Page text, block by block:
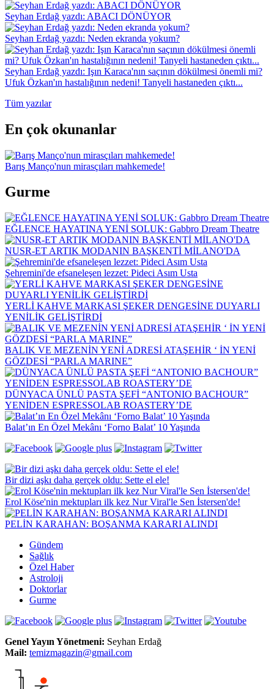
Seyhan Erdağ yazdı: ABACI DÖNÜYOR
Seyhan Erdağ yazdı: Neden ekranda yokum?
Seyhan Erdağ yazdı: Işın Karaca'nın saçının dökülmesi önemli mi?
Ufuk Özkan'ın hastalığının nedeni! Tanyeli hastaneden çıktı...
Tüm yazılar
En çok okunanlar
Barış Manço'nun mirasçıları mahkemede!
Gurme
EĞLENCE HAYATINA YENİ SOLUK: Gabbro Dream Theatre
NUSR-ET ARTIK MODANIN BAŞKENTİ MİLANO'DA
Şehremini'de efsaneleşen lezzet: Pideci Asım Usta
YERLİ KAHVE MARKASI ŞEKER DENGESİNE DUYARLI
YENİLİK GELİŞTİRDİ
BALIK VE MEZENİN YENİ ADRESİ ATAŞEHİR ‘ İN YENİ
GÖZDESİ “PARLA MARINE”
DÜNYACA ÜNLÜ PASTA ŞEFİ “ANTONIO BACHOUR”
YENİDEN ESPRESSOLAB ROASTERY’DE
Balat’ın En Özel Mekânı ‘Forno Balat’ 10 Yaşında
Bir dizi aşkı daha gerçek oldu: Sette el ele!
Erol Köse'nin mektupları ilk kez Nur Viral'le Sen İstersen'de!
PELİN KARAHAN: BOŞANMA KARARI ALINDI
Gündem
Sağlık
Özel Haber
Astroloji
Doktorlar
Gurme
Genel Yayın Yönetmeni: Seyhan Erdağ
Mail: temizmagazin@gmail.com